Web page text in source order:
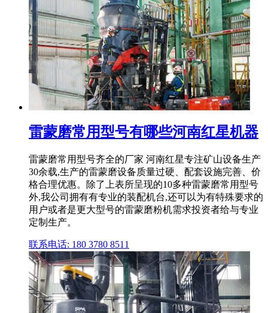
雷蒙磨常用型号有哪些河南红星机器
雷蒙磨常用型号齐全的厂家 河南红星专注矿山设备生产
30余载,生产的雷蒙磨设备质量过硬、配套设施完善、价
格合理优惠。除了上表所呈现的10多种雷蒙磨常用型号
外,我公司拥有有专业的装配机台,还可以为有特殊要求的
用户或者是更大型号的雷蒙磨粉机需求投资者给与专业
定制生产。
联系电话: 180 3780 8511